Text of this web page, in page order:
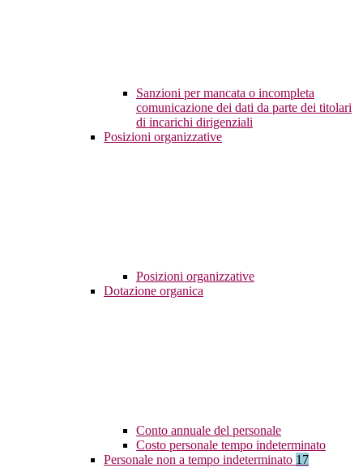
Sanzioni per mancata o incompleta
comunicazione dei dati da parte dei titolari
di incarichi dirigenziali
Posizioni organizzative
Posizioni organizzative
Dotazione organica
Conto annuale del personale
Costo personale tempo indeterminato
Personale non a tempo indeterminato 17